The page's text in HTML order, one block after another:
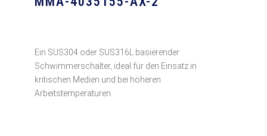
Ein SUS304 oder SUS316L basierender
Schwimmerschalter, ideal für den Einsatz in
kritischen Medien und bei höheren
Arbeitstemperaturen.